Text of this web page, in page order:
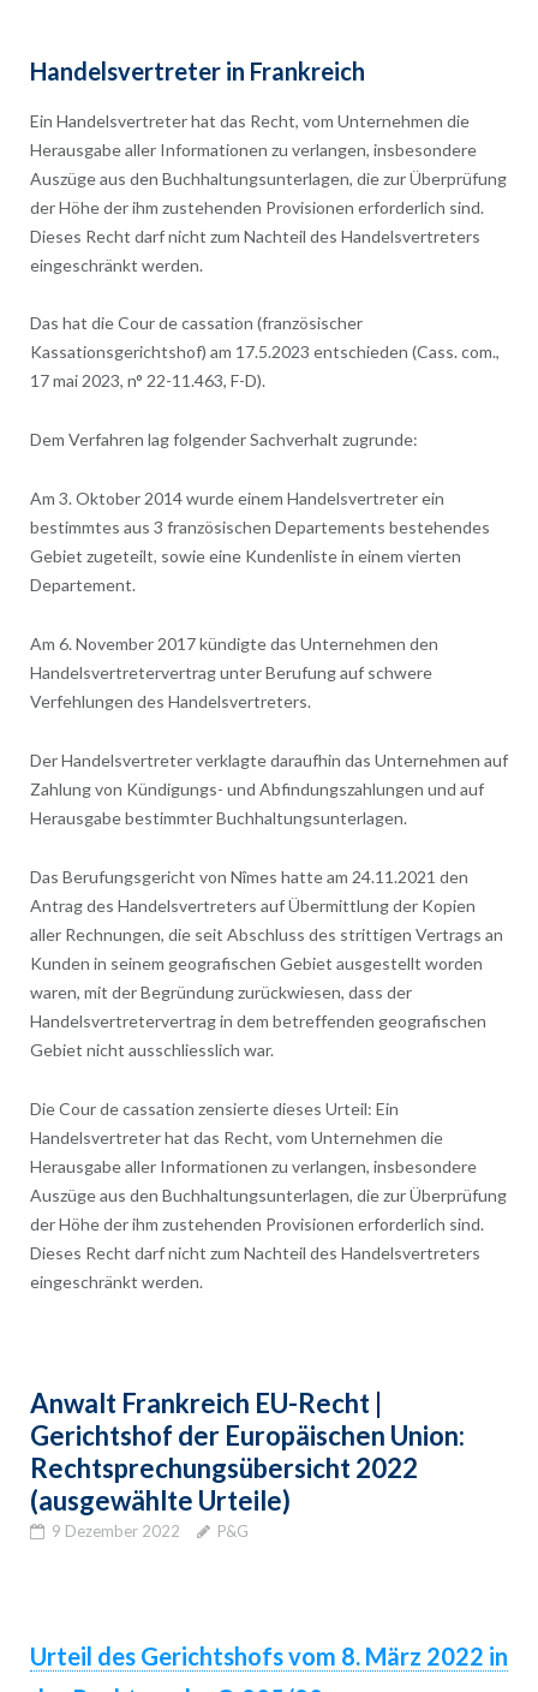
Handelsvertreter in Frankreich
Ein Handelsvertreter hat das Recht, vom Unternehmen die
Herausgabe aller Informationen zu verlangen, insbesondere
Auszüge aus den Buchhaltungsunterlagen, die zur Überprüfung
der Höhe der ihm zustehenden Provisionen erforderlich sind.
Dieses Recht darf nicht zum Nachteil des Handelsvertreters
eingeschränkt werden.
Das hat die Cour de cassation (französischer
Kassationsgerichtshof) am 17.5.2023 entschieden (Cass. com.,
17 mai 2023, n° 22-11.463, F-D).
Dem Verfahren lag folgender Sachverhalt zugrunde:
Am 3. Oktober 2014 wurde einem Handelsvertreter ein
bestimmtes aus 3 französischen Departements bestehendes
Gebiet zugeteilt, sowie eine Kundenliste in einem vierten
Departement.
Am 6. November 2017 kündigte das Unternehmen den
Handelsvertretervertrag unter Berufung auf schwere
Verfehlungen des Handelsvertreters.
Der Handelsvertreter verklagte daraufhin das Unternehmen auf
Zahlung von Kündigungs- und Abfindungszahlungen und auf
Herausgabe bestimmter Buchhaltungsunterlagen.
Das Berufungsgericht von Nîmes hatte am 24.11.2021 den
Antrag des Handelsvertreters auf Übermittlung der Kopien
aller Rechnungen, die seit Abschluss des strittigen Vertrags an
Kunden in seinem geografischen Gebiet ausgestellt worden
waren, mit der Begründung zurückwiesen, dass der
Handelsvertretervertrag in dem betreffenden geografischen
Gebiet nicht ausschliesslich war.
Die Cour de cassation zensierte dieses Urteil: Ein
Handelsvertreter hat das Recht, vom Unternehmen die
Herausgabe aller Informationen zu verlangen, insbesondere
Auszüge aus den Buchhaltungsunterlagen, die zur Überprüfung
der Höhe der ihm zustehenden Provisionen erforderlich sind.
Dieses Recht darf nicht zum Nachteil des Handelsvertreters
eingeschränkt werden.
Anwalt Frankreich EU-Recht |
Gerichtshof der Europäischen Union:
Rechtsprechungsübersicht 2022
(ausgewählte Urteile)
9 Dezember 2022 P&G
Urteil des Gerichtshofs vom 8. März 2022 in